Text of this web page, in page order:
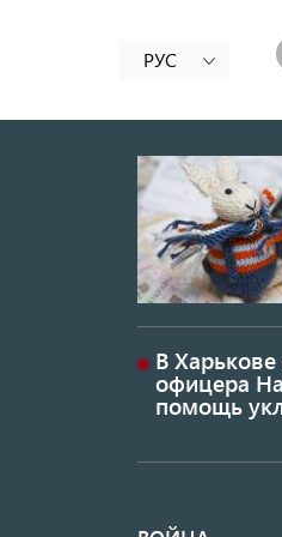
РУС
В
офицера
помощь